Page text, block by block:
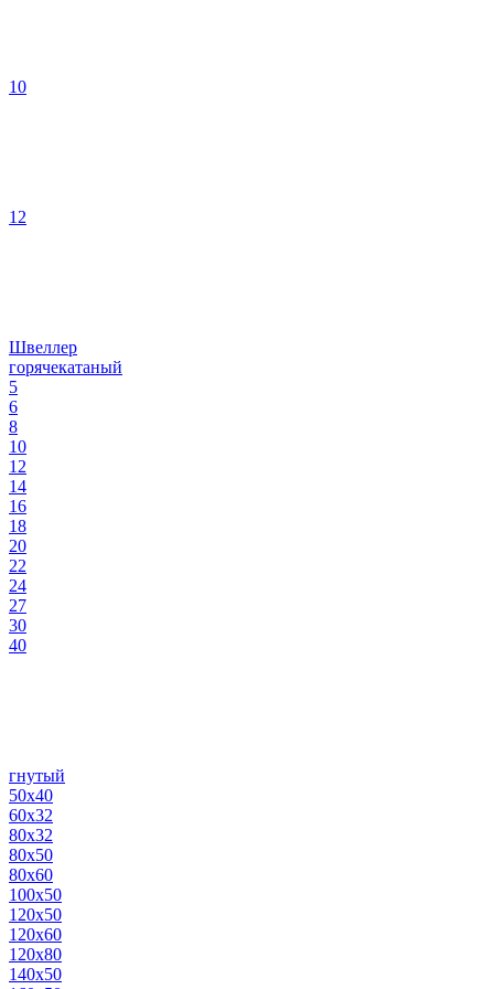
10
12
Швеллер
горячекатаный
5
6
8
10
12
14
16
18
20
22
24
27
30
40
гнутый
50х40
60х32
80х32
80х50
80х60
100х50
120х50
120х60
120х80
140х50